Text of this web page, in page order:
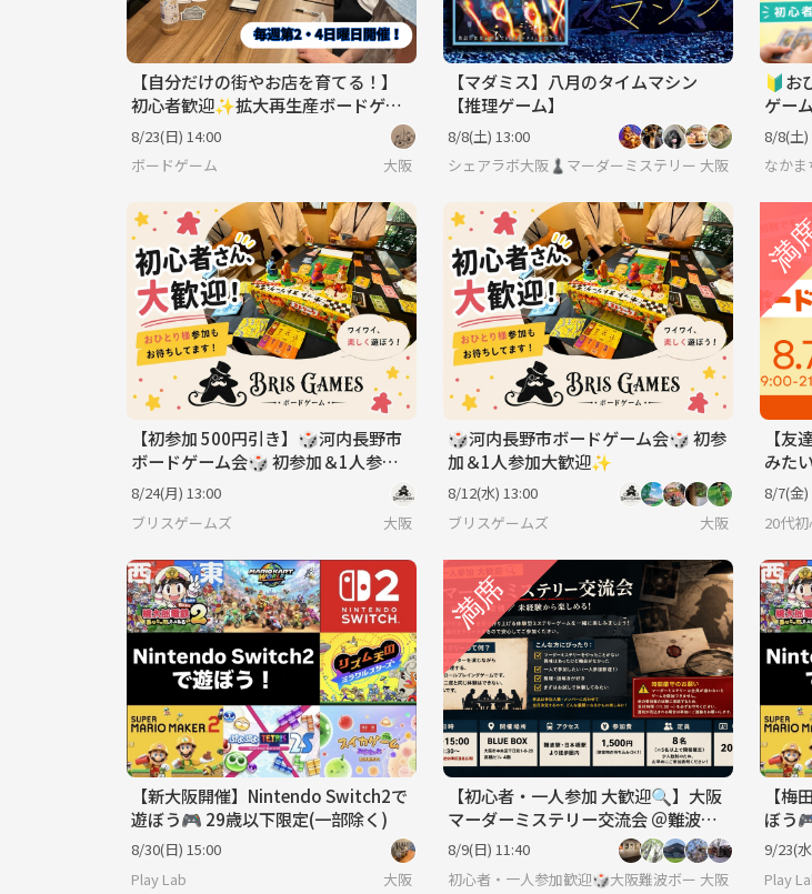
【自分だけの街やお店を育てる！】
初心者歓迎✨拡大再生産ボードゲー
ム会🎲
8/23(日) 14:00
ボードゲーム
大阪
【マダミス】八月のタイムマシン
【推理ゲーム】
8/8(土) 13:00
シェアラボ大阪♟️マーダーミステリー/ボードゲーム/友
大阪
🔰お
ゲー
8/8(土)
なかま
【初参加 500円引き】🎲河内長野市
ボードゲーム会🎲 初参加＆1人参加
大歓迎✨️
8/24(月) 13:00
ブリスゲームズ
大阪
🎲河内長野市ボードゲーム会🎲 初参
加＆1人参加大歓迎✨️
8/12(水) 13:00
ブリスゲームズ
大阪
【友
みた
8/7(金)
20代
【新大阪開催】Nintendo Switch2で
遊ぼう🎮 29歳以下限定(一部除く)
8/30(日) 15:00
Play Lab
大阪
【初心者・一人参加 大歓迎🔍】大阪
マーダーミステリー交流会 ＠難波・
心斎橋 ／ 未経験から楽しめる！
8/9(日) 11:40
初心者・一人参加歓迎🎲大阪難波ボードゲーム交流会
大阪
【
9/23(
Play